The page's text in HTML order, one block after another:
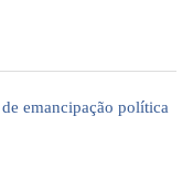
emancipação política